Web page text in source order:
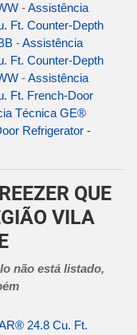
-Assistência
Ft. Counter-Depth
-Assistência
Ft. Counter-Depth
-Assistência
Ft. French-Door
Técnica GE®
Refrigerator -
QUE
VILA
não está listado,
24.8 Cu. Ft.